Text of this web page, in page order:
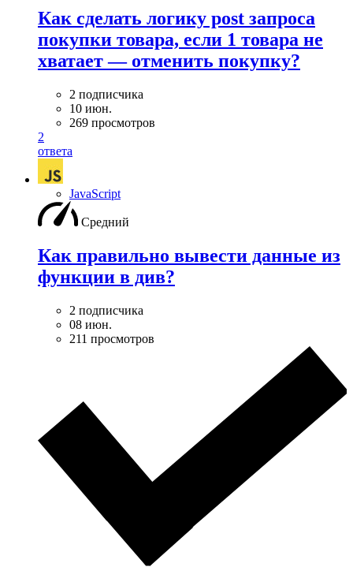
Как сделать логику post запроса
покупки товара, если 1 товара не
хватает — отменить покупку?
2 подписчика
10 июн.
269 просмотров
2
ответа
JavaScript
Средний
Как правильно вывести данные из
функции в див?
2 подписчика
08 июн.
211 просмотров